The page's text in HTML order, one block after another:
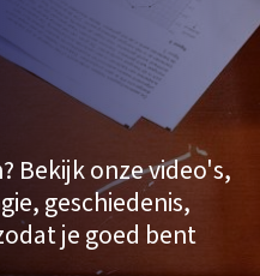
Bekijk onze video's,
geschiedenis,
je goed bent